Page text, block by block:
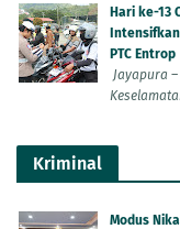
Hari ke-13
Intensifkan
PTC Entrop
Jayapura
Kriminal
Modus